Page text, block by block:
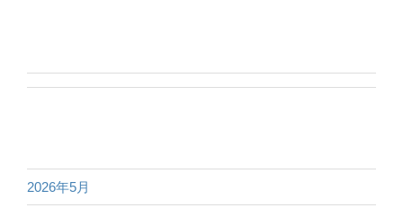
2026年5月